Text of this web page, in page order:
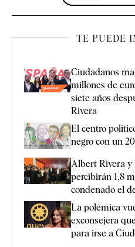
TE PUEDE
Ciudadanos
millones de
siete años
Rivera
El centro
negro con un
Albert Rivera y
percibirán 1,8
condenado el
La polémica
exconsejera
para irse a